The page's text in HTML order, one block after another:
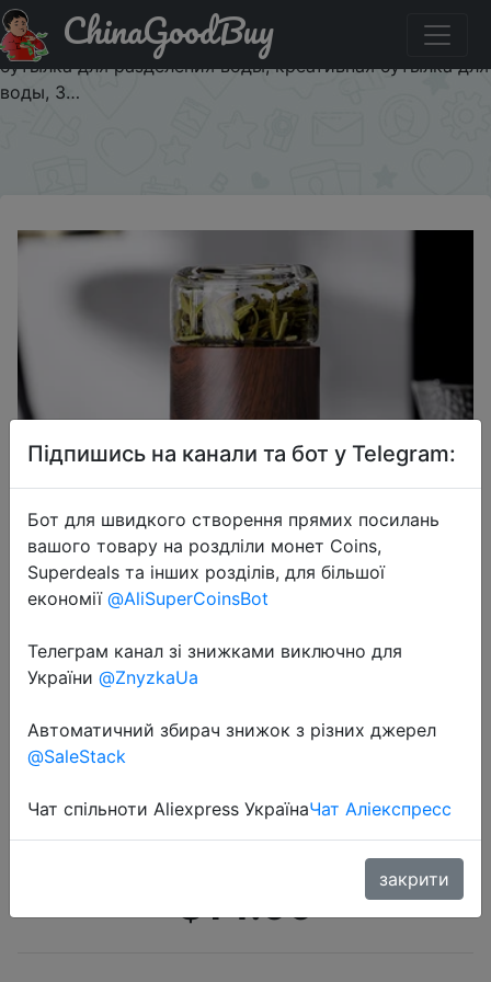
Придбати по знижці Стеклянная бутылка с двойными
стенками, стеклянная бутылка для воды, чайная
бутылка для разделения воды, креативная бутылка для
воды, 3…
ChinaGoodBuy
2020-11-01
стенками, стеклянная бутылка
для воды, чайная бутылка для
бутылка для воды, 3…
$14.99
Підпишись на канали та бот у Telegram:
Бот для швидкого створення прямих посилань
вашого товару на роздліли монет Coins,
Superdeals та інших розділів, для більшої
економії @AliSuperCoinsBot
Телеграм канал зі знижками виключно для
України @ZnyzkaUa
Автоматичний збирач знижок з різних джерел
@SaleStack
Чат спільноти Aliexpress УкраїнаЧат Аліекспресс
закрити